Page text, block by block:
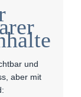
und
aber mit